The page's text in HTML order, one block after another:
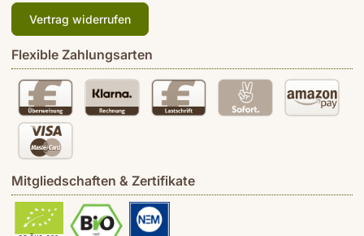
Vertrag widerrufen
Flexible Zahlungsarten
Mitgliedschaften & Zertifikate